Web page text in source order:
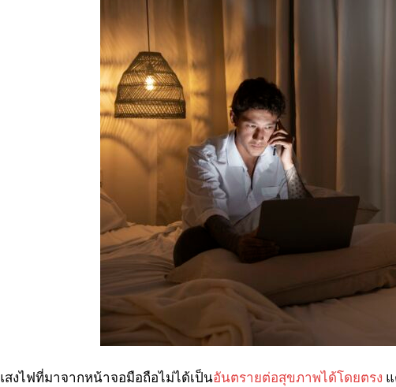
สงไฟที่มาจากหน้าจอมือถือไม่ได้เป็นอันตรายต่อสุขภาพได้โดยตรง